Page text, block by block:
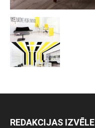
REDAKCIJAS IZVĒLE